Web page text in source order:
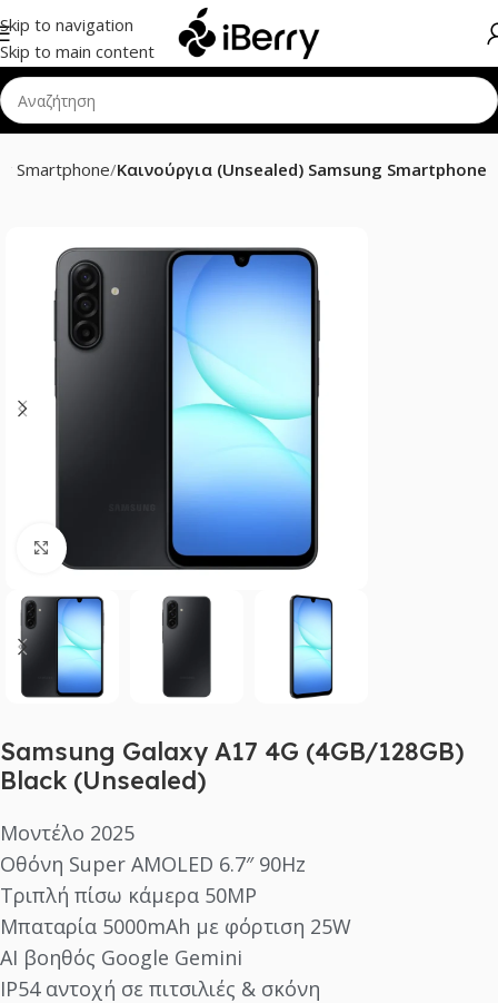
Skip to navigation
Skip to main content
Smartphone Καινούργια (Unsealed) Samsung Smartphone
Click to enlarge
Samsung Galaxy A17 4G (4GB/128GB)
Black (Unsealed)
Μοντέλο 2025
Οθόνη Super AMOLED 6.7″ 90Hz
Τριπλή πίσω κάμερα 50MP
Μπαταρία 5000mAh με φόρτιση 25W
AI βοηθός Google Gemini
IP54 αντοχή σε πιτσιλιές & σκόνη